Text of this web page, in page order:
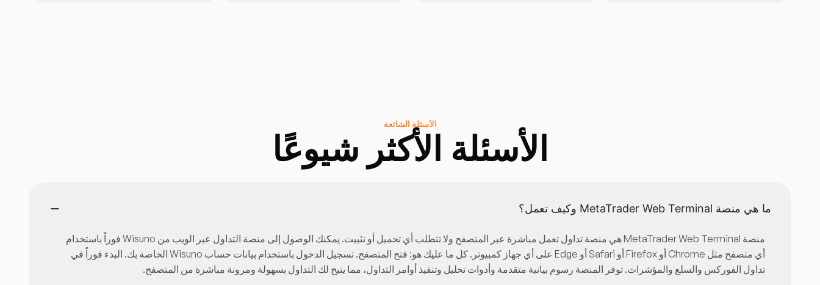
الأسئلة الشائعة
الأسئلة الأكثر شيوعًا
ما هي منصة MetaTrader Web Terminal وكيف تعمل؟
منصة MetaTrader Web Terminal هي منصة تداول تعمل مباشرة عبر المتصفح ولا تتطلب أي تحميل أو تثبيت. يمكنك الوصول إلى منصة التداول عبر الويب من Wisuno فوراً باستخدام
أي متصفح مثل Chrome أو Firefox أو Safari أو Edge على أي جهاز كمبيوتر. كل ما عليك هو: فتح المتصفح. تسجيل الدخول باستخدام بيانات حساب Wisuno الخاصة بك. البدء فوراً في
تداول الفوركس والسلع والمؤشرات. توفر المنصة رسوم بيانية متقدمة وأدوات تحليل وتنفيذ أوامر التداول، مما يتيح لك التداول بسهولة ومرونة مباشرة من المتصفح.